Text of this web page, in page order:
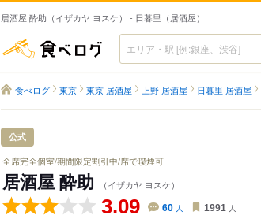
居酒屋 酔助（イザカヤ ヨスケ） - 日暮里（居酒屋）
食べログ
食べログ 東京 東京 居酒屋 上野 居酒屋 日暮里 居酒屋
公式
全席完全個室/期間限定割引中/席で喫煙可
居酒屋 酔助 （イザカヤ ヨスケ）
3.09 60 人 1991 人